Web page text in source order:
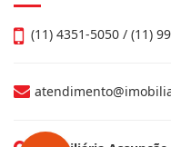
(11) 4351-5050 / (11)